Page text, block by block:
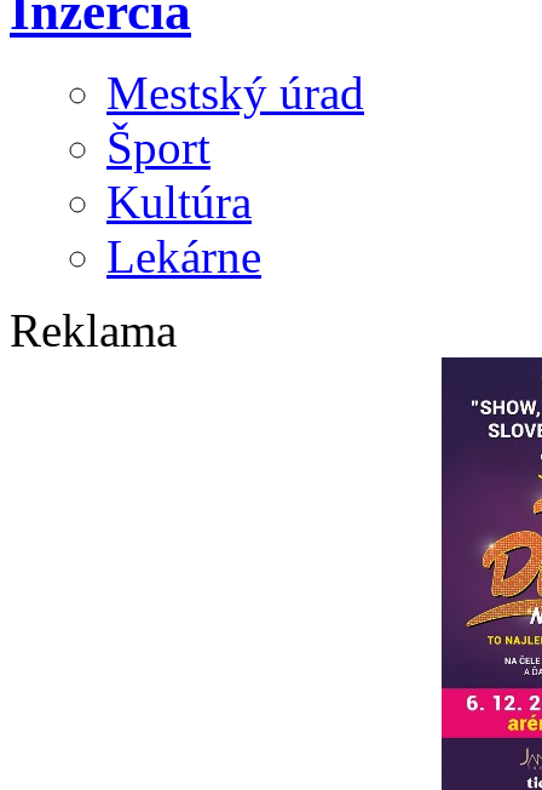
Mestský úrad
Šport
Kultúra
Lekárne
Reklama